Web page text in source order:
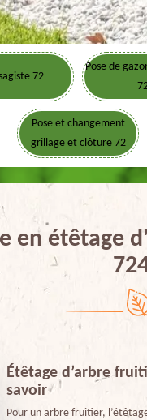
72
Pose de
Pose et changement
grillage et clôture 72
en étêtage
Étêtage d’arbre
savoir
Pour un arbre fruitier,